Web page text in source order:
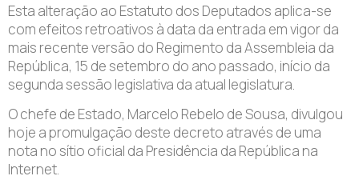
Esta alteração ao Estatuto dos Deputados aplica-se
com efeitos retroativos à data da entrada em vigor da
mais recente versão do Regimento da Assembleia da
República, 15 de setembro do ano passado, início da
segunda sessão legislativa da atual legislatura.
O chefe de Estado, Marcelo Rebelo de Sousa, divulgou
hoje a promulgação deste decreto através de uma
nota no sítio oficial da Presidência da República na
Internet.